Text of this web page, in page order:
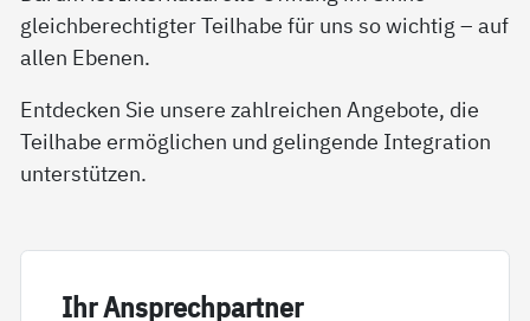
gleichberechtigter Teilhabe für uns so wichtig – auf
allen Ebenen.
Entdecken Sie unsere zahlreichen Angebote, die
Teilhabe ermöglichen und gelingende Integration
unterstützen.
Ihr An­sp­rech­part­ner